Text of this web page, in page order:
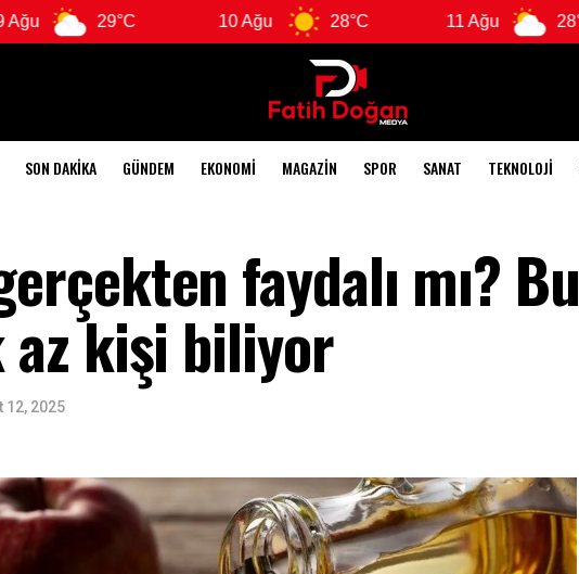
29°C 10 Ağu 28°C 11 Ağu 28°C
SON DAKIKA GÜNDEM EKONOMI MAGAZIN SPOR SANAT TEKNOLOJI
faydalı mı? Bu
kişi biliyor
12, 2025